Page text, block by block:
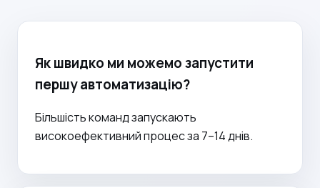
Як швидко ми можемо запустити
першу автоматизацію?
Більшість команд запускають
високоефективний процес за 7–14 днів.